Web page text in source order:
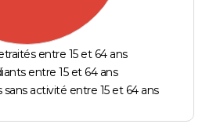
entre 15 et 64 ans
entre 15 et 64 ans
activité entre 15 et 64 ans